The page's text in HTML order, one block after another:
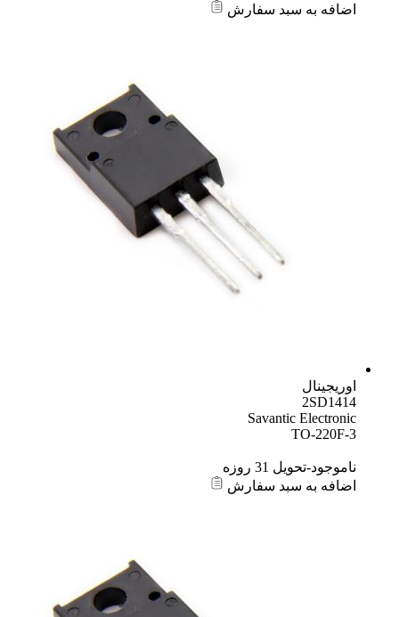
اضافه به سبد سفارش
اوریجینال
2SD1414
Savantic Electronic
TO-220F-3
ناموجود-تحویل 31 روزه
اضافه به سبد سفارش